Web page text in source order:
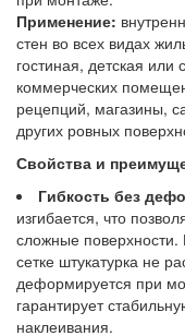
Применение:
стен во всех видах
гостиная, детская или
коммерческих
рецепций, магазины,
других ровных
Свойства и
Гибкость без
изгибается, что
сложные
сетке штукатурка не
деформируется при
гарантирует
наклеивания.